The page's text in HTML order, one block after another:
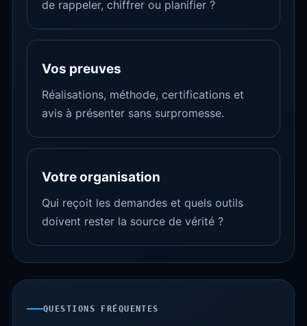
de rappeler, chiffrer ou planifier ?
Vos preuves
Réalisations, méthode, certifications et
avis à présenter sans surpromesse.
Votre organisation
Qui reçoit les demandes et quels outils
doivent rester la source de vérité ?
QUESTIONS FRÉQUENTES